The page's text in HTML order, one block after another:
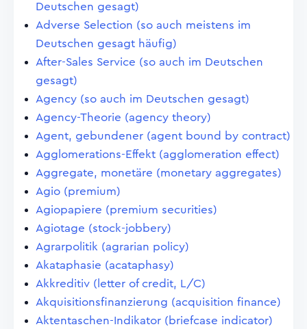
Deutschen gesagt)
Adverse Selection (so auch meistens im
Deutschen gesagt häufig)
After-Sales Service (so auch im Deutschen
gesagt)
Agency (so auch im Deutschen gesagt)
Agency-Theorie (agency theory)
Agent, gebundener (agent bound by contract)
Agglomerations-Effekt (agglomeration effect)
Aggregate, monetäre (monetary aggregates)
Agio (premium)
Agiopapiere (premium securities)
Agiotage (stock-jobbery)
Agrarpolitik (agrarian policy)
Akataphasie (acataphasy)
Akkreditiv (letter of credit, L/C)
Akquisitionsfinanzierung (acquisition finance)
Aktentaschen-Indikator (briefcase indicator)